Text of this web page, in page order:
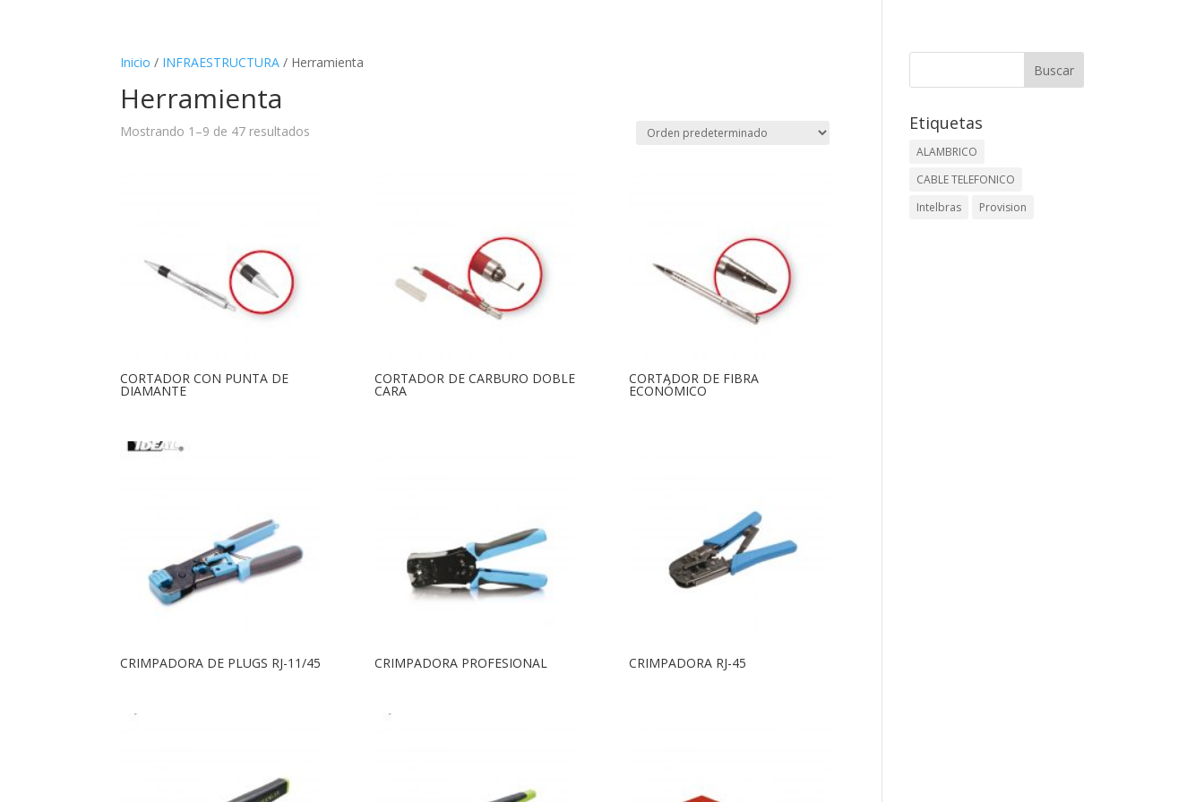
Inicio / INFRAESTRUCTURA / Herramienta
Herramienta
Mostrando 1–9 de 47 resultados
CORTADOR CON PUNTA DE
DIAMANTE
CORTADOR DE CARBURO DOBLE
CARA
CORTADOR DE FIBRA
ECONÓMICO
CRIMPADORA DE PLUGS RJ-11/45 CRIMPADORA PROFESIONAL CRIMPADORA RJ-45
Etiquetas
ALAMBRICO
CABLE TELEFONICO
Intelbras
Provision